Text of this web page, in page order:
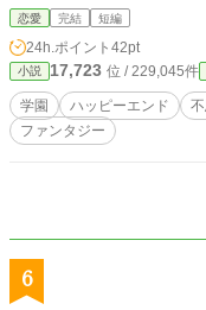
だった。邪魔な私を殺したは
きまとってくる。 二度も殺しておいて、愛してる？ ふざけないで！ 設定ゆるゆ
るの、架空の世界のお話です。
恋愛 完結 短編
24h.ポイント 42pt
小説 17,723 位 / 229,045件
学園 ハッピーエンド
ファンタジー
6